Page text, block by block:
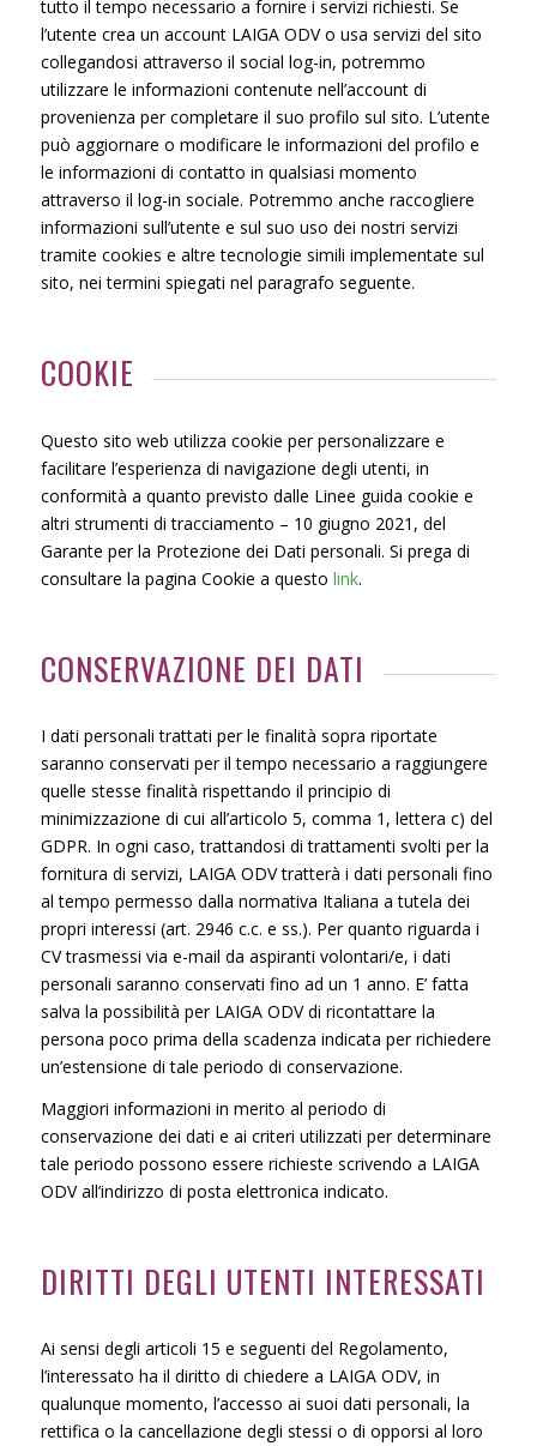
tutto il tempo necessario a fornire i servizi richiesti. Se
l’utente crea un account LAIGA ODV o usa servizi del sito
collegandosi attraverso il social log-in, potremmo
utilizzare le informazioni contenute nell’account di
provenienza per completare il suo profilo sul sito. L’utente
può aggiornare o modificare le informazioni del profilo e
le informazioni di contatto in qualsiasi momento
attraverso il log-in sociale. Potremmo anche raccogliere
informazioni sull’utente e sul suo uso dei nostri servizi
tramite cookies e altre tecnologie simili implementate sul
sito, nei termini spiegati nel paragrafo seguente.
COOKIE
Questo sito web utilizza cookie per personalizzare e
facilitare l’esperienza di navigazione degli utenti, in
conformità a quanto previsto dalle Linee guida cookie e
altri strumenti di tracciamento – 10 giugno 2021, del
Garante per la Protezione dei Dati personali. Si prega di
consultare la pagina Cookie a questo link.
CONSERVAZIONE DEI DATI
I dati personali trattati per le finalità sopra riportate
saranno conservati per il tempo necessario a raggiungere
quelle stesse finalità rispettando il principio di
minimizzazione di cui all’articolo 5, comma 1, lettera c) del
GDPR. In ogni caso, trattandosi di trattamenti svolti per la
fornitura di servizi, LAIGA ODV tratterà i dati personali fino
al tempo permesso dalla normativa Italiana a tutela dei
propri interessi (art. 2946 c.c. e ss.). Per quanto riguarda i
CV trasmessi via e-mail da aspiranti volontari/e, i dati
personali saranno conservati fino ad un 1 anno. E’ fatta
salva la possibilità per LAIGA ODV di ricontattare la
persona poco prima della scadenza indicata per richiedere
un’estensione di tale periodo di conservazione.
Maggiori informazioni in merito al periodo di
conservazione dei dati e ai criteri utilizzati per determinare
tale periodo possono essere richieste scrivendo a LAIGA
ODV all’indirizzo di posta elettronica indicato.
DIRITTI DEGLI UTENTI INTERESSATI
Ai sensi degli articoli 15 e seguenti del Regolamento,
l’interessato ha il diritto di chiedere a LAIGA ODV, in
qualunque momento, l’accesso ai suoi dati personali, la
rettifica o la cancellazione degli stessi o di opporsi al loro